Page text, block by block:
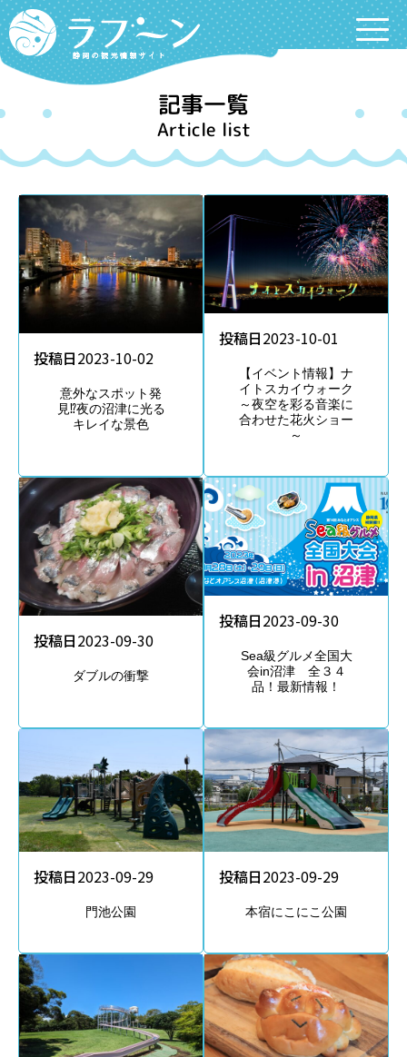
Labooon
記事一覧
Article list
投稿日2023-10-02
意外なスポット発
見⁉夜の沼津に光る
キレイな景色
投稿日2023-10-01
【イベント情報】ナ
イトスカイウォーク
～夜空を彩る音楽に
合わせた花火ショー
～
投稿日2023-09-30
ダブルの衝撃
投稿日2023-09-30
Sea級グルメ全国大
会in沼津 全３４
品！最新情報！
投稿日2023-09-29
門池公園
投稿日2023-09-29
本宿にこにこ公園